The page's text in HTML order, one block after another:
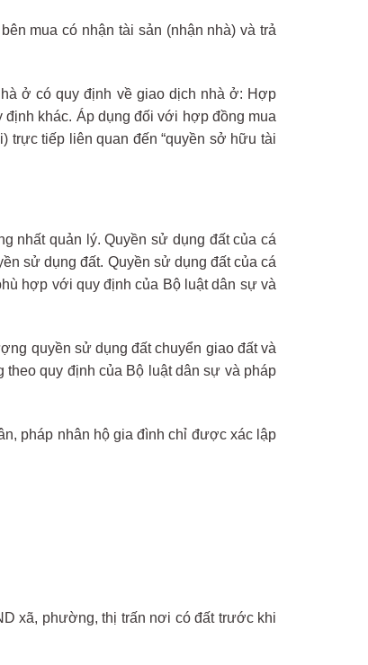
mua có nhận tài sản (nhận nhà) và trả
ở có quy định về giao dịch nhà ở: Hợp
khác. Áp dụng đối với hợp đồng mua
trực tiếp liên quan đến “quyền sở hữu tài
nhất quản lý. Quyền sử dụng đất của cá
sử dụng đất. Quyền sử dụng đất của cá
hợp với quy định của Bộ luật dân sự và
quyền sử dụng đất chuyển giao đất và
quy định của Bộ luật dân sự và pháp
pháp nhân hộ gia đình chỉ được xác lập
xã, phường, thị trấn nơi có đất trước khi